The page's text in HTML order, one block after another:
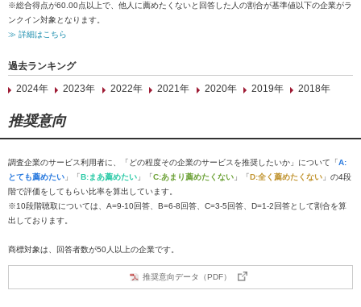
※総合得点が60.00点以上で、他人に薦めたくないと回答した人の割合が基準値以下の企業がラ
ンクイン対象となります。
≫ 詳細はこちら
過去ランキング
2024年
2023年 2022年 2021年 2020年 2019年 2018年
推奨意向
調査企業のサービス利用者に、「どの程度その企業のサービスを推奨したいか」について「A:
とても薦めたい 」「B:まあ薦めたい 」「C:あまり薦めたくない 」「D:全く薦めたくない 」の4段
階で評価をしてもらい比率を算出しています。
※10段階聴取については、A=9-10回答、B=6-8回答、C=3-5回答、D=1-2回答として割合を算
出しております。
商標対象は、回答者数が50人以上の企業です。
推奨意向データ（PDF）